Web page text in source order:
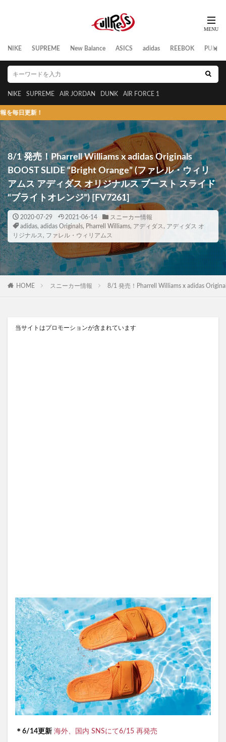
NIKE SUPREME New Balance ASICS adidas REEBOK PUMA
NIKE SUPREME AIR JORDAN DUNK AIR FORCE 1
8/1 発売！Pharrell Williams x adidas Originals
BOOST SLIDE “Bright Orange” (ファレル・ウィリ
アムス アディダス オリジナルス ブースト スライド
“ブライトオレンジ”) [FV7261]
2020-07-29 2021-06-14
スニーカー情報
adidas, adidas Originals, Pharrell Williams, アディダス , アディダス オ
リジナルス, ファレル・ウィリアムス
HOME スニーカー情報 8/1 発売！Pharrell Williams x adidas
当サイトはプロモーションが含まれています
＊6/14更新 海外、国内 SNSにて6/15 再発売